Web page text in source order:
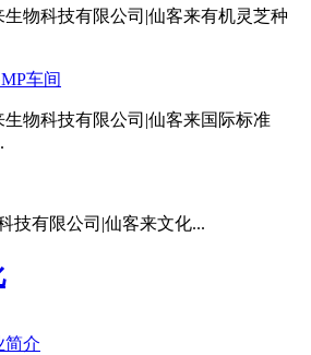
生物科技有限公司|仙客来有机灵芝种
车间
生物科技有限公司|仙客来国际标准
技有限公司|仙客来文化...
简介